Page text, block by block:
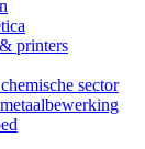
printers
sector